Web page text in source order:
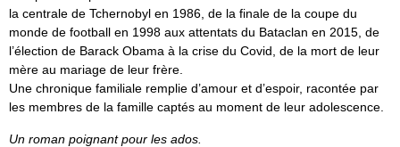
la centrale de Tchernobyl en 1986, de la finale de la coupe du
monde de football en 1998 aux attentats du Bataclan en 2015, de
l’élection de Barack Obama à la crise du Covid, de la mort de leur
mère au mariage de leur frère.
Une chronique familiale remplie d’amour et d’espoir, racontée par
les membres de la famille captés au moment de leur adolescence.
Un roman poignant pour les ados.